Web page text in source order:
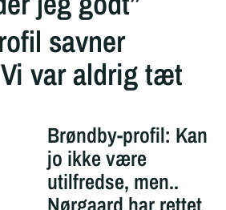
savner
var aldrig tæt
Brøndby-profil: Kan
jo ikke være
utilfredse, men..